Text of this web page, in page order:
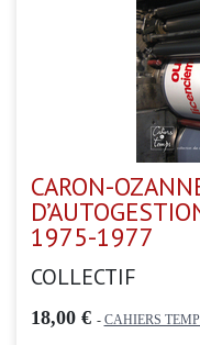
CARON-
1975-1977
COLLECTIF
18,00 € - CAHIERS